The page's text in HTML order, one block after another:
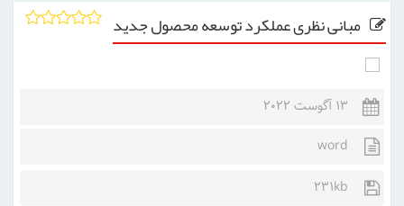
مبانی نظری عملکرد توسعه محصول جدید
13 آگوست 2022
word
231kb